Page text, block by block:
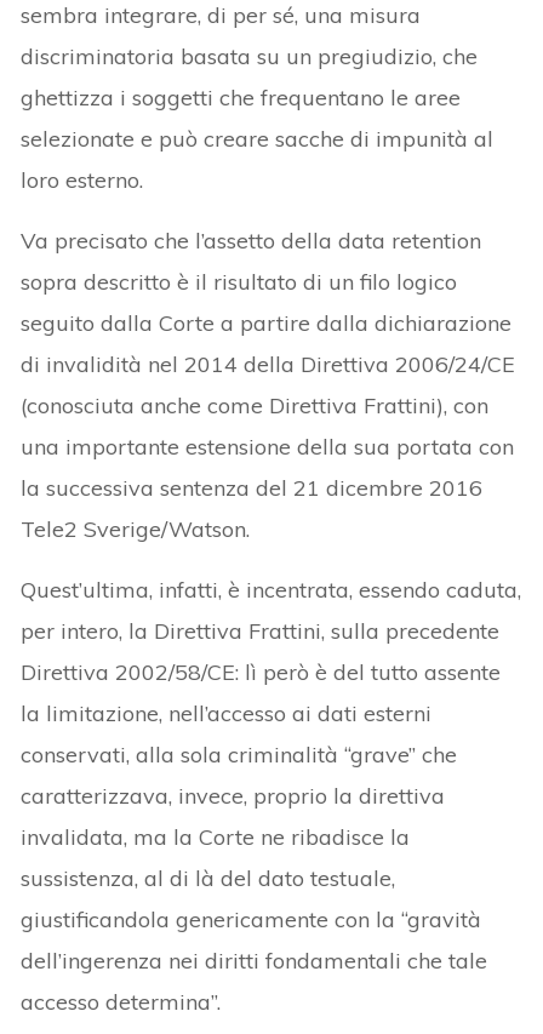
sembra integrare, di per sé, una misura
discriminatoria basata su un pregiudizio, che
ghettizza i soggetti che frequentano le aree
selezionate e può creare sacche di impunità al
loro esterno.
Va precisato che l’assetto della data retention
sopra descritto è il risultato di un filo logico
seguito dalla Corte a partire dalla dichiarazione
di invalidità nel 2014 della Direttiva 2006/24/CE
(conosciuta anche come Direttiva Frattini), con
una importante estensione della sua portata con
la successiva sentenza del 21 dicembre 2016
Tele2 Sverige/Watson.
Quest’ultima, infatti, è incentrata, essendo caduta,
per intero, la Direttiva Frattini, sulla precedente
Direttiva 2002/58/CE: lì però è del tutto assente
la limitazione, nell’accesso ai dati esterni
conservati, alla sola criminalità “grave” che
caratterizzava, invece, proprio la direttiva
invalidata, ma la Corte ne ribadisce la
sussistenza, al di là del dato testuale,
giustificandola genericamente con la “gravità
dell’ingerenza nei diritti fondamentali che tale
accesso determina”.